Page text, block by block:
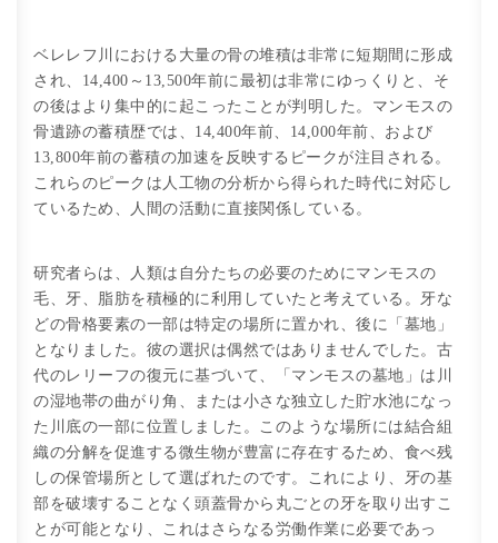
ベレレフ川における大量の骨の堆積は非常に短期間に形成
され、14,400～13,500年前に最初は非常にゆっくりと、そ
の後はより集中的に起こったことが判明した。マンモスの
骨遺跡の蓄積歴では、14,400年前、14,000年前、および
13,800年前の蓄積の加速を反映するピークが注目される。
これらのピークは人工物の分析から得られた時代に対応し
ているため、人間の活動に直接関係している。
研究者らは、人類は自分たちの必要のためにマンモスの
毛、牙、脂肪を積極的に利用していたと考えている。牙な
どの骨格要素の一部は特定の場所に置かれ、後に「墓地」
となりました。彼の選択は偶然ではありませんでした。古
代のレリーフの復元に基づいて、「マンモスの墓地」は川
の湿地帯の曲がり角、または小さな独立した貯水池になっ
た川底の一部に位置しました。このような場所には結合組
織の分解を促進する微生物が豊富に存在するため、食べ残
しの保管場所として選ばれたのです。これにより、牙の基
部を破壊することなく頭蓋骨から丸ごとの牙を取り出すこ
とが可能となり、これはさらなる労働作業に必要であっ